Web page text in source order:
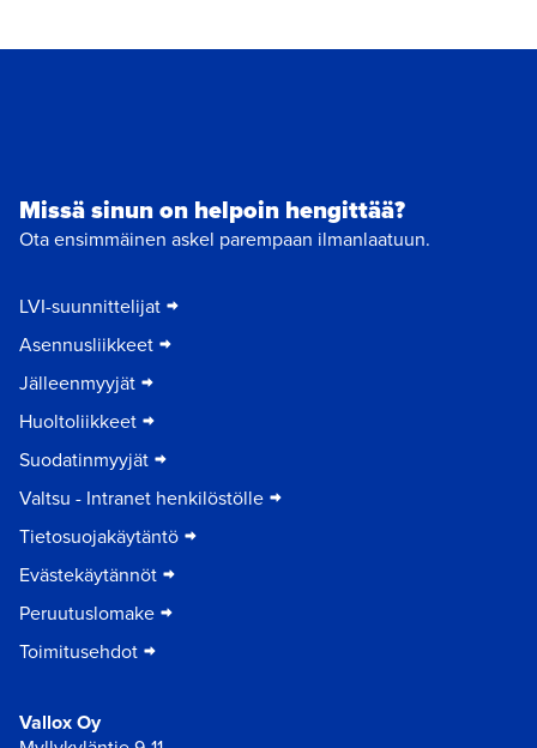
Missä sinun on helpoin hengittää?
Ota ensimmäinen askel parempaan ilmanlaatuun.
LVI-suunnittelijat
Asennusliikkeet
Jälleenmyyjät
Huoltoliikkeet
Suodatinmyyjät
Valtsu - Intranet henkilöstölle
Tietosuojakäytäntö
Evästekäytännöt
Peruutuslomake
Toimitusehdot
Vallox Oy